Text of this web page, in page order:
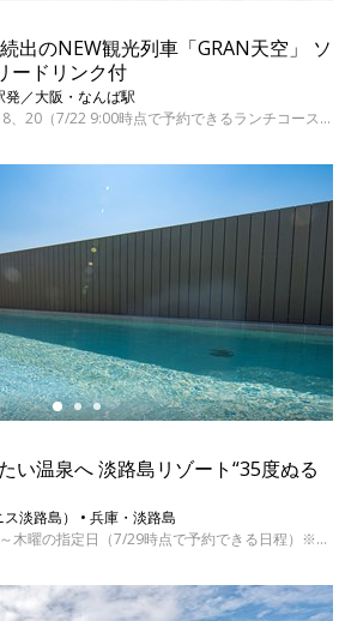
出のNEW観光列車「GRAN天空」 ソ
ードリンク付
発／大阪・なんば駅
7/27、30、31、8/7、17、18、20（7/22 9:00時点で予約できるランチコース／極楽橋発／グランシート）
い温泉へ 淡路島リゾート“35度ぬる
淡路島） • 兵庫・淡路島
7/29～8/7・17～10/27の月～木曜の指定日（7/29時点で予約できる日程）※ぬる湯は夏期限定